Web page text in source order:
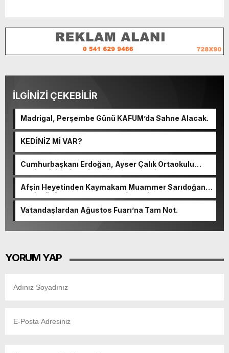
İLGİNİZİ ÇEKEBİLİR
Madrigal, Perşembe Günü KAFUM’da Sahne Alacak.
KEDİNİZ Mİ VAR?
Cumhurbaşkanı Erdoğan, Ayser Çalık Ortaokulu
Şehitlerinin Aileleriyle Bir Araya Geldi.
Afşin Heyetinden Kaymakam Muammer Sarıdoğan’a
Beşikdüzü’nde hayırlı olsun ziyareti.
Vatandaşlardan Ağustos Fuarı’na Tam Not.
YORUM YAP